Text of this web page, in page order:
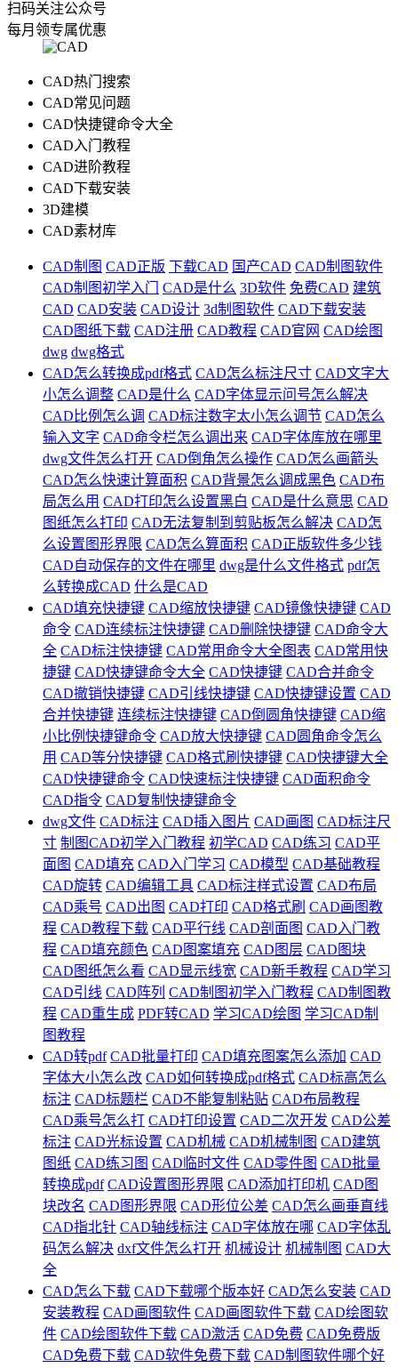
扫码关注公众号
每月领专属优惠
CAD热门搜索
CAD常见问题
CAD快捷键命令大全
CAD入门教程
CAD进阶教程
CAD下载安装
3D建模
CAD素材库
CAD制图 CAD正版 下载CAD 国产CAD CAD制图软件
CAD制图初学入门
CAD是什么 3D软件 免费CAD 建筑
CAD CAD安装 CAD设计 3d制图软件 CAD下载安装
CAD图纸下载 CAD注册 CAD教程 CAD官网 CAD绘图
dwg dwg格式
CAD怎么转换成pdf格式 CAD怎么标注尺寸 CAD文字大
小怎么调整 CAD是什么 CAD字体显示问号怎么解决
CAD比例怎么调 CAD标注数字太小怎么调节 CAD怎么
输入文字 CAD命令栏怎么调出来 CAD字体库放在哪里
dwg文件怎么打开 CAD倒角怎么操作 CAD怎么画箭头
CAD怎么快速计算面积 CAD背景怎么调成黑色 CAD布
局怎么用 CAD打印怎么设置黑白 CAD是什么意思 CAD
图纸怎么打印 CAD无法复制到剪贴板怎么解决 CAD怎
么设置图形界限 CAD怎么算面积 CAD正版软件多少钱
CAD自动保存的文件在哪里 dwg是什么文件格式 pdf怎
么转换成CAD 什么是CAD
CAD填充快捷键 CAD缩放快捷键 CAD镜像快捷键 CAD
命令 CAD连续标注快捷键 CAD删除快捷键 CAD命令大
全 CAD标注快捷键 CAD常用命令大全图表 CAD常用快
捷键 CAD快捷键命令大全 CAD快捷键 CAD合并命令
CAD撤销快捷键 CAD引线快捷键 CAD快捷键设置 CAD
合并快捷键 连续标注快捷键 CAD倒圆角快捷键 CAD缩
小比例快捷键命令 CAD放大快捷键 CAD圆角命令怎么
用 CAD等分快捷键 CAD格式刷快捷键 CAD快捷键大全
CAD快捷键命令 CAD快速标注快捷键 CAD面积命令
CAD指令 CAD复制快捷键命令
dwg文件 CAD标注 CAD插入图片 CAD画图 CAD标注尺
寸 制图CAD初学入门教程 初学CAD CAD练习 CAD平
面图 CAD填充 CAD入门学习 CAD模型 CAD基础教程
CAD旋转 CAD编辑工具 CAD标注样式设置 CAD布局
CAD乘号 CAD出图 CAD打印 CAD格式刷 CAD画图教
程 CAD教程下载 CAD平行线 CAD剖面图 CAD入门教
程 CAD填充颜色 CAD图案填充 CAD图层 CAD图块
CAD图纸怎么看 CAD显示线宽 CAD新手教程 CAD学习
CAD引线 CAD阵列 CAD制图初学入门教程 CAD制图教
程 CAD重生成 PDF转CAD 学习CAD绘图 学习CAD制
图教程
CAD转pdf CAD批量打印 CAD填充图案怎么添加 CAD
字体大小怎么改 CAD如何转换成pdf格式 CAD标高怎么
标注 CAD标题栏 CAD不能复制粘贴 CAD布局教程
CAD乘号怎么打 CAD打印设置 CAD二次开发 CAD公差
标注 CAD光标设置 CAD机械 CAD机械制图 CAD建筑
图纸 CAD练习图 CAD临时文件 CAD零件图 CAD批量
转换成pdf CAD设置图形界限 CAD添加打印机 CAD图
块改名 CAD图形界限 CAD形位公差 CAD怎么画垂直线
CAD指北针 CAD轴线标注 CAD字体放在哪 CAD字体乱
码怎么解决 dxf文件怎么打开 机械设计 机械制图 CAD大
全
CAD怎么下载 CAD下载哪个版本好 CAD怎么安装 CAD
安装教程 CAD画图软件 CAD画图软件下载 CAD绘图软
件 CAD绘图软件下载 CAD激活 CAD免费 CAD免费版
CAD免费下载 CAD软件免费下载 CAD制图软件哪个好